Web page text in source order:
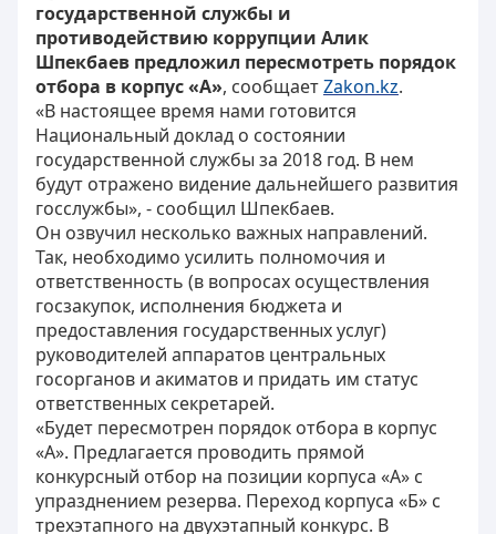
государственной службы и
противодействию коррупции Алик
Шпекбаев предложил пересмотреть порядок
отбора в корпус «А», сообщаетZakon.kz.
«В настоящее время нами готовится
Национальный доклад о состоянии
государственной службы за 2018 год. В нем
будут отражено видение дальнейшего развития
госслужбы», - сообщил Шпекбаев.
Он озвучил несколько важных направлений.
Так, необходимо усилить полномочия и
ответственность (в вопросах осуществления
госзакупок, исполнения бюджета и
предоставления государственных услуг)
руководителей аппаратов центральных
госорганов и акиматов и придать им статус
ответственных секретарей.
«Будет пересмотрен порядок отбора в корпус
«А». Предлагается проводить прямой
конкурсный отбор на позиции корпуса «А» с
упразднением резерва. Переход корпуса «Б» с
трехэтапного на двухэтапный конкурс. В